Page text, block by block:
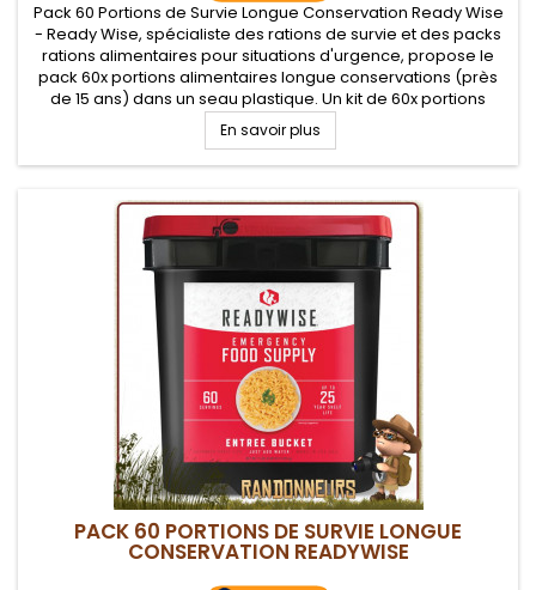
Pack 60 Portions de Survie Longue Conservation Ready Wise
- Ready Wise, spécialiste des rations de survie et des packs
rations alimentaires pour situations d'urgence, propose le
pack 60x portions alimentaires longue conservations (près
de 15 ans) dans un seau plastique. Un kit de 60x portions
variés équilibrés, véritable réponse alimentaire en cas de...
En savoir plus
PACK 60 PORTIONS DE SURVIE LONGUE
CONSERVATION READYWISE